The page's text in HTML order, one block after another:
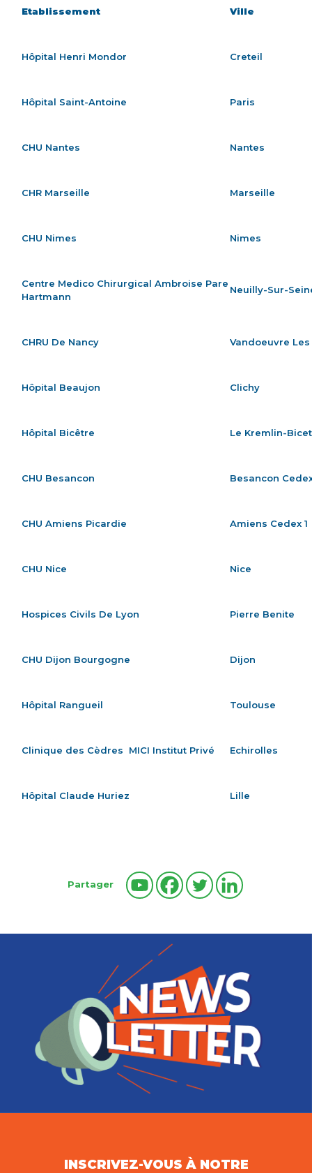
Etablissement Ville
Hôpital Henri Mondor Creteil
Hôpital Saint-Antoine Paris
CHU Nantes Nantes
CHR Marseille Marseille
CHU Nimes Nimes
Centre Medico Chirurgical Ambroise Pare
Hartmann
Neuilly-Sur-
CHRU De Nancy Vandoeuvre Les
Hôpital Beaujon Clichy
Hôpital Bicêtre Le Kremlin-
CHU Besancon Besancon
CHU Amiens Picardie Amiens Cedex 1
CHU Nice Nice
Hospices Civils De Lyon Pierre Benite
CHU Dijon Bourgogne Dijon
Hôpital Rangueil Toulouse
Clinique des Cèdres MICI Institut Privé Echirolles
Hôpital Claude Huriez Lille
Partager
INSCRIVEZ-VOUS À NOTRE